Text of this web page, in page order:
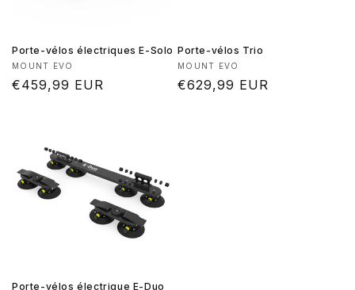
Porte-vélos électriques E-Solo
Fournisseur :
MOUNT EVO
Prix
€459,99 EUR
Porte-vélos Trio
Fournisseur :
MOUNT EVO
Prix
€629,99 EUR
Porte-vélos électrique E-Duo